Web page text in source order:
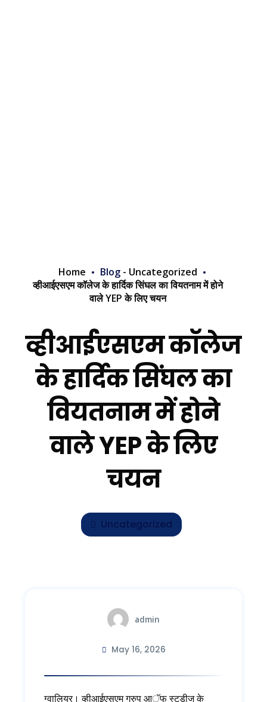
Home Blog - Uncategorized
व्हीआईएसएम कॉलेज के हार्दिक सिंघल का वियतनाम में होने
वाले YEP के लिए चयन
व्हीआईएसएम कॉलेज
के हार्दिक सिंघल का
वियतनाम में होने
वाले YEP के लिए
चयन
Uncategorized
admin
May 16, 2026
ग्वालियर। व्हीआईएसएम ग्रुप आॅफ स्ट्डीज के